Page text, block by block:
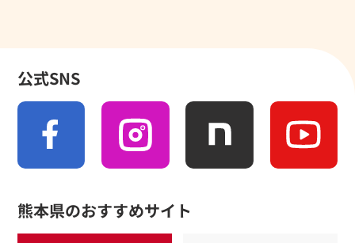
熊本県のおすすめサイト
公式SNS